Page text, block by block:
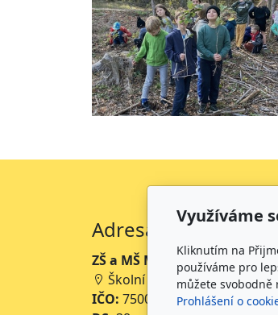
Adresa
ZŠ a MŠ Mikoláše Alše
Školní 234, 398 01 Mirotice
IČO: 75001063
Využíváme
Kliknutím na
používáme pro
můžete
Prohlášení o